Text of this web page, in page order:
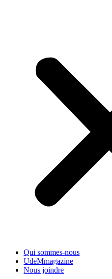
Qui sommes-nous
UdeMmagazine
Nous joindre